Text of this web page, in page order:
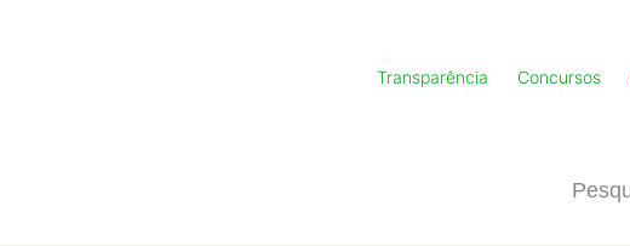
Transparência Concursos